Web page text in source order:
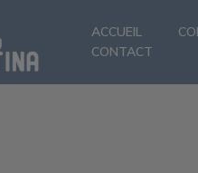
ACCUEIL
CONTACT